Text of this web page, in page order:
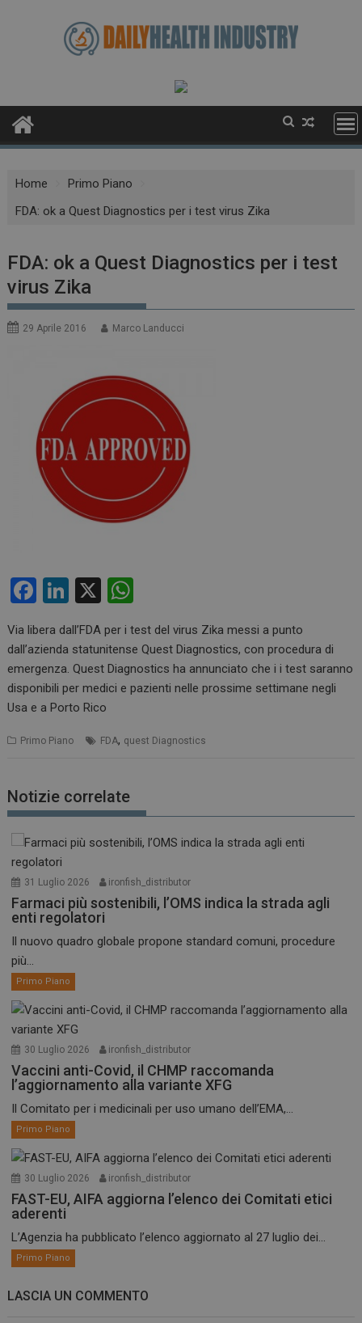
Home
Primo Piano
FDA: ok a Quest Diagnostics per i test virus Zika
FDA: ok a Quest Diagnostics per i test
virus Zika
29 Aprile 2016 Marco Landucci
F
ce
b
o
o
k
Li
ke
dI
n
X
at
s
A
p
Via libera dall’FDA per i test del virus Zika messi a punto
dall’azienda statunitense Quest Diagnostics, con procedura di
emergenza. Quest Diagnostics ha annunciato che i i test saranno
disponibili per medici e pazienti nelle prossime settimane negli
Usa e a Porto Rico
Primo Piano FDA, quest Diagnostics
Notizie correlate
31 Luglio 2026 ironfish_distributor
Farmaci più sostenibili, l’OMS indica la strada agli
enti regolatori
Il nuovo quadro globale propone standard comuni, procedure
più...
Primo Piano
30 Luglio 2026 ironfish_distributor
Vaccini anti-Covid, il CHMP raccomanda
l’aggiornamento alla variante XFG
Il Comitato per i medicinali per uso umano dell’EMA,...
Primo Piano
30 Luglio 2026 ironfish_distributor
FAST-EU, AIFA aggiorna l’elenco dei Comitati etici
aderenti
L’Agenzia ha pubblicato l’elenco aggiornato al 27 luglio dei...
Primo Piano
LASCIA UN COMMENTO